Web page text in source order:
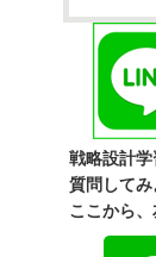
戦略設計
質問してみ
ここから